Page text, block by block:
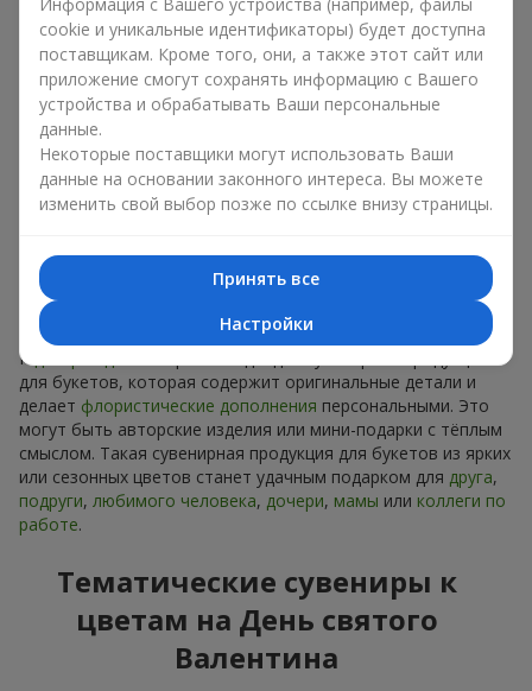
Сувениры к букетам на разные
праздники
Праздник задаёт настроение, а сувенирная продукция для
букетов его подчёркивает. Именно поэтому сувениры к
цветам часто выбирают с учётом даты и события. В нашем
ассортименте найдётся сувенирная продукция для букетов,
которая подойдёт к любому празднику и может быть
рассчитана на любой бюджет.
Сувенирная продукция к
букетам на День рождения
К
для букетов, которая содержит оригинальные детали и
делает флористические дополнения персональными. Это
могут быть авторские изделия или мини-подарки с тёплым
смыслом. Такая сувенирная продукция для букетов из ярких
или сезонных цветов станет удачным подарком для друга,
подруги, любимого человека, дочери, мамы или коллеги по
работе.
Тематические сувениры к
цветам на День святого
Валентина
cookie и уникальные идентификаторы) будет доступна
поставщикам. Кроме того, они, а также этот сайт или
приложение смогут сохранять информацию с Вашего
устройства и обрабатывать Ваши персональные
данные.
Некоторые поставщики могут использовать Ваши
данные на основании законного интереса. Вы можете
изменить свой выбор позже по ссылке внизу страницы.
Принять все
Настройки